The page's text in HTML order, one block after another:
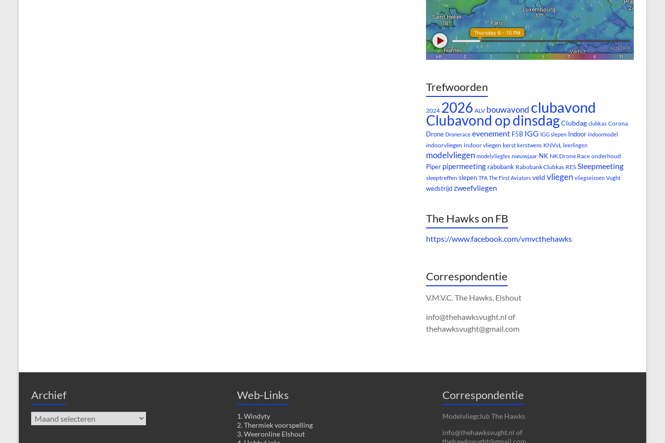
Trefwoorden
2024 2026 ALV bouwavond clubavond
Clubavond op dinsdagClubdag clubkas Corona
Drone Dronerace evenement F5B IGG IGG slepen Indoor indoormodel
indoorvliegen Indoor vliegen kerst kerstwens KNVvL leerlingen
modelvliegen modelvliegles nieuwjaar NK NK Drone Race onderhoud
Piper pipermeeting rabobank Rabobank Clubkas RES Sleepmeeting
sleeptreffen slepen TFA The First Aviators veld vliegen vliegseizoen Vught
wedstrijdzweefvliegen
The Hawks on FB
https://www.facebook.com/vmvcthehawks
Correspondentie
V.M.V.C. The Hawks, Elshout
info@thehawksvught.nl of
thehawksvught@gmail.com
Archief
Archief
Web-Links
1. Windyty
2. Thermiek voorspelling
3. Weeronline Elshout
Correspondentie
Modelvliegclub The Hawks
info@thehawksvught.nl of
thehawksvught@gmail.com